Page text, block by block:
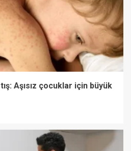
Aşısız çocuklar için büyük